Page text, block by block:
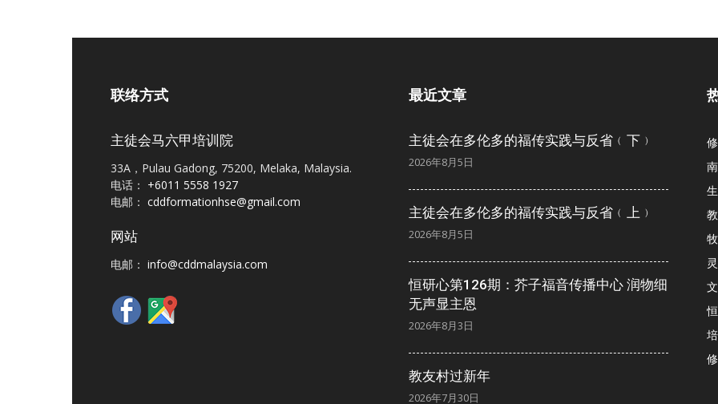
联络方式
主徒会马六甲培训院
33A，Pulau Gadong, 75200, Melaka, Malaysia.
电话： +6011 5558 1927
电邮： cddformationhse@gmail.com
网站
电邮： info@cddmalaysia.com
最近文章
主徒会在多伦多的福传实践与反省﹙下﹚
2026年8月5日
主徒会在多伦多的福传实践与反省﹙上﹚
2026年8月5日
恒研心第126期：芥子福音传播中心 润物细
无声显主恩
2026年8月3日
教友村过新年
2026年7月30日